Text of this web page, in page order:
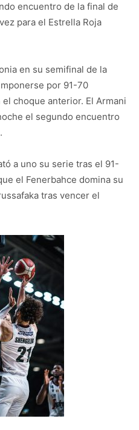
encuentro de la final de
para el Estrella Roja
en su semifinal de la
por 91-70
choque anterior. El Armani
el segundo encuentro
a uno su serie tras el 91-
el Fenerbahce domina su
tras vencer el